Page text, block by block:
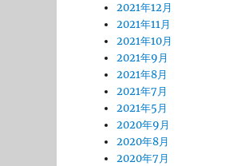
2021年12月
2021年11月
2021年10月
2021年9月
2021年8月
2021年7月
2021年5月
2020年9月
2020年8月
2020年7月